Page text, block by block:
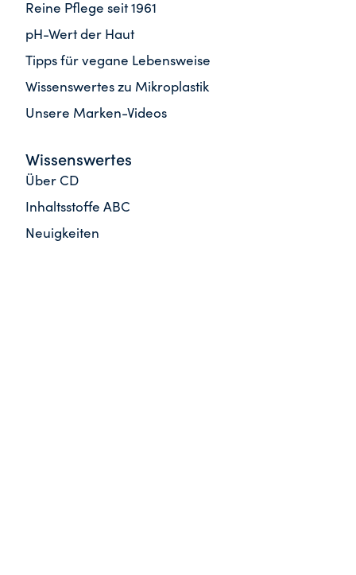
Reine Pflege seit 1961
pH-Wert der Haut
Tipps für vegane Lebensweise
Wissenswertes zu Mikroplastik
Unsere Marken-Videos
Wissenswertes
Über CD
Inhaltsstoffe ABC
Neuigkeiten